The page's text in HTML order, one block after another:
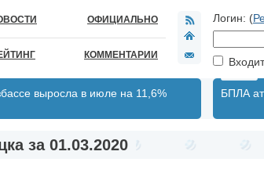
ОФИЦИАЛЬНО
КОММЕНТАРИИ
Логин: (
выросла в июле на 11,6% БПЛА
за 01.03.2020